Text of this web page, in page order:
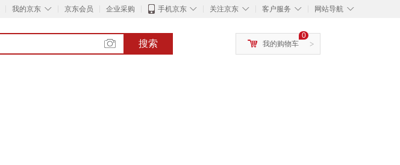
◇
我的京东 京东会员 企业采购 ◇
手机京东 ◇
关注京东 ◇
客户服务 ◇
网站导航
搜索 >
0
我的购物车